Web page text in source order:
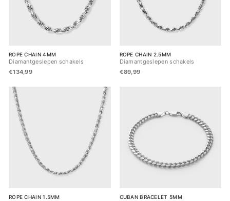
ROPE CHAIN 4MM
Diamantgeslepen schakels
€134,99
ROPE CHAIN 2.5MM
Diamantgeslepen schakels
€89,99
ROPE CHAIN 1.5MM CUBAN BRACELET 5MM